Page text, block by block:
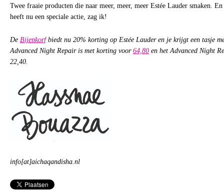
Twee fraaie producten die naar meer, meer, meer Estée Lauder smaken.
heeft nu een speciale actie, zag ik!
De Bijenkorfbiedt nu 20% korting op Estée Lauder en je krijgt een tasje
Advanced Night Repair is met korting voor 64,80 en het Advanced Night
22,40.
info[at]aichaqandisha.nl